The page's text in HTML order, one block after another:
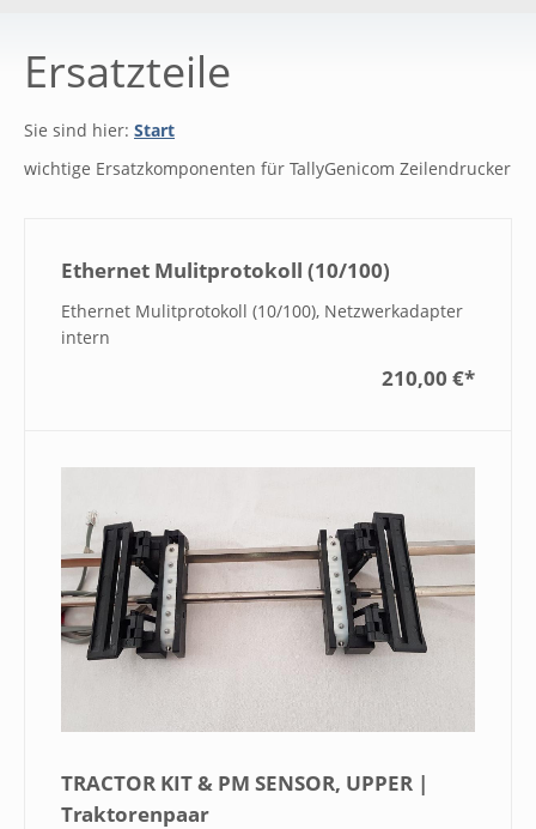
Ersatzteile
Sie sind hier: Start
wichtige Ersatzkomponenten für TallyGenicom Zeilendrucker
Ethernet Mulitprotokoll (10/100)
Ethernet Mulitprotokoll (10/100), Netzwerkadapter
intern
210,00 €*
TRACTOR KIT & PM SENSOR, UPPER |
Traktorenpaar